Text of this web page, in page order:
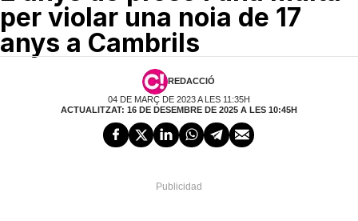
per violar una noia de 17
anys a Cambrils
REDACCIÓ
04 DE MARÇ DE 2023 A LES 11:35H
ACTUALITZAT: 16 DE DESEMBRE DE 2025 A LES 10:45H